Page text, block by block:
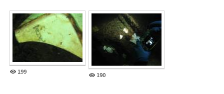
199 190